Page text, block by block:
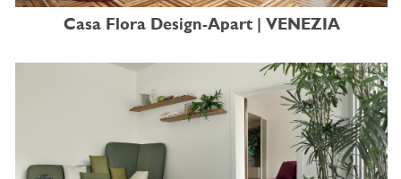
Casa Flora Design-Apart | VENEZIA